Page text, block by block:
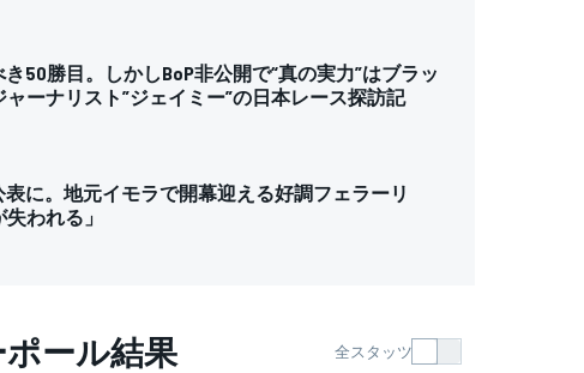
50勝目。しかしBoP非公開で“真の実力”はブラッ
ーナリスト”ジェイミー”の日本レース探訪記
表に。地元イモラで開幕迎える好調フェラーリ
われる」
ポール結果 全スタッツ